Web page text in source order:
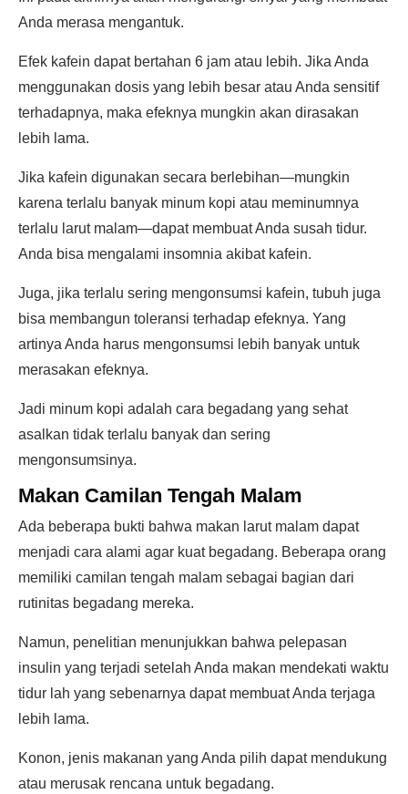
Anda merasa mengantuk.
Efek kafein dapat bertahan 6 jam atau lebih. Jika Anda
menggunakan dosis yang lebih besar atau Anda sensitif
terhadapnya, maka efeknya mungkin akan dirasakan
lebih lama.
Jika kafein digunakan secara berlebihan—mungkin
karena terlalu banyak minum kopi atau meminumnya
terlalu larut malam—dapat membuat Anda susah tidur.
Anda bisa mengalami insomnia akibat kafein.
Juga, jika terlalu sering mengonsumsi kafein, tubuh juga
bisa membangun toleransi terhadap efeknya. Yang
artinya Anda harus mengonsumsi lebih banyak untuk
merasakan efeknya.
Jadi minum kopi adalah cara begadang yang sehat
asalkan tidak terlalu banyak dan sering
mengonsumsinya.
Makan Camilan Tengah Malam
Ada beberapa bukti bahwa makan larut malam dapat
menjadi cara alami agar kuat begadang. Beberapa orang
memiliki camilan tengah malam sebagai bagian dari
rutinitas begadang mereka.
Namun, penelitian menunjukkan bahwa pelepasan
insulin yang terjadi setelah Anda makan mendekati waktu
tidur lah yang sebenarnya dapat membuat Anda terjaga
lebih lama.
Konon, jenis makanan yang Anda pilih dapat mendukung
atau merusak rencana untuk begadang.